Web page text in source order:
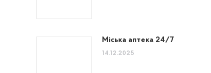
Міська аптека 24/7
14.12.2025